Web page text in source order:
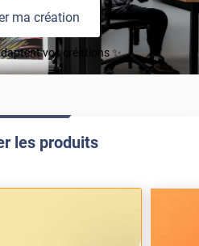
ma création
vos créations ✨
les produits